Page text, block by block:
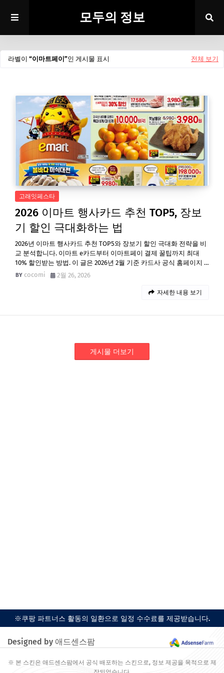
모두의 정보
라벨이 이마트페이 인 게시물 표시 전체 보기
고래잇페스타
2026 이마트 행사카드 추천 TOP5, 장보
기 할인 극대화하는 법
2026년 이마트 행사카드 추천 TOP5와 장보기 할인 극대화 전략을 비
교 분석합니다. 이마트 e카드부터 이마트페이 결제 꿀팁까지 최대
10% 할인받는 방법. 이 글은 2026년 2월 기준 카드사 공식 홈페이지 …
cocomi
2월 26, 2026
자세한 내용 보기
게시물 더보기
※쿠팡 파트너스 활동의 일환으로 일정 수수료를 제공받습니다.
Designed by 애드센스팜
※ 본 스킨은 애드센스팜에서 공식 배포하는 스킨으로, 정보 제공을 목적으로 제